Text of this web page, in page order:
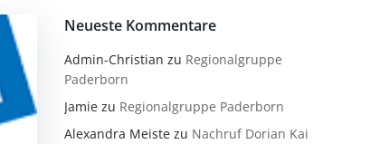
Neueste Kommentare
Admin-Christian zu Regionalgruppe
Paderborn
Jamie zu Regionalgruppe Paderborn
Alexandra Meiste zu Nachruf Dorian Kai